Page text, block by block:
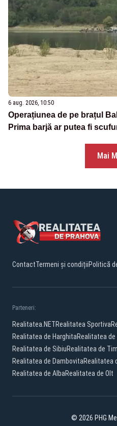
6 aug. 2026, 10:50
Operațiunea de pe brațul
Prima barjă ar putea fi
Mai
ContactTermeni și condițiiPolitică
Parteneri:
Realitatea.NETRealitatea Sportiva
Realitatea de HarghitaRealitatea de
Realitatea de SibiuRealitatea de
Realitatea de DambovitaRealitatea
Realitatea de AlbaRealitatea de Olt
© 2026 PHG